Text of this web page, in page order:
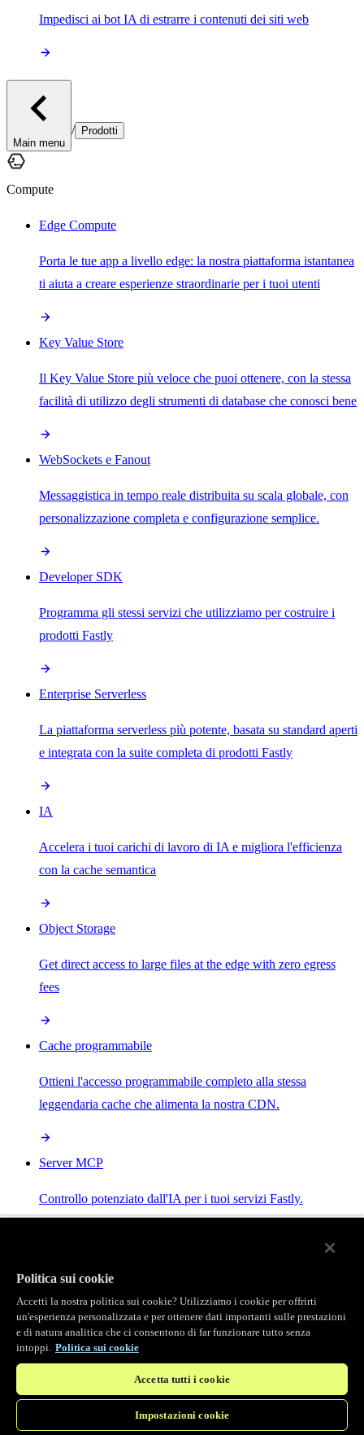
Impedisci ai bot IA di estrarre i contenuti dei siti web
Main menu
/ Prodotti
Compute
Edge Compute
Porta le tue app a livello edge: la nostra piattaforma istantanea
ti aiuta a creare esperienze straordinarie per i tuoi utenti
Key Value Store
Il Key Value Store più veloce che puoi ottenere, con la stessa
facilità di utilizzo degli strumenti di database che conosci bene
WebSockets e Fanout
Messaggistica in tempo reale distribuita su scala globale, con
personalizzazione completa e configurazione semplice.
Developer SDK
Programma gli stessi servizi che utilizziamo per costruire i
prodotti Fastly
Enterprise Serverless
La piattaforma serverless più potente, basata su standard aperti
e integrata con la suite completa di prodotti Fastly
IA
Accelera i tuoi carichi di lavoro di IA e migliora l'efficienza
con la cache semantica
Object Storage
Get direct access to large files at the edge with zero egress
fees
Cache programmabile
Ottieni l'accesso programmabile completo alla stessa
leggendaria cache che alimenta la nostra CDN.
Server MCP
Controllo potenziato dall'IA per i tuoi servizi Fastly.
Main menu
/ Prodotti
Osservabilità
Logging in tempo reale
Politica sui cookie
Accetti la nostra politica sui cookie? Utilizziamo i cookie per offrirti
un'esperienza personalizzata e per ottenere dati importanti sulle prestazioni
e di natura analitica che ci consentono di far funzionare tutto senza
intoppi. Politica sui cookie
Accetta tutti i cookie
Impostazioni cookie